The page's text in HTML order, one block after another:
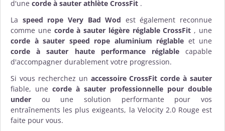
d'une corde à sauter athlète CrossFit .
La speed rope Very Bad Wod est également reconnue
comme une corde à sauter légère réglable CrossFit , une
corde à sauter speed rope aluminium réglable et une
corde à sauter haute performance réglablecapable
d'accompagner durablement votre progression.
Si vous recherchez un accessoire CrossFit corde à sauter
fiable, une corde à sauter professionnelle pour double
under ou une solution performante pour vos
entraînements les plus exigeants, la Velocity 2.0 Rouge est
faite pour vous.